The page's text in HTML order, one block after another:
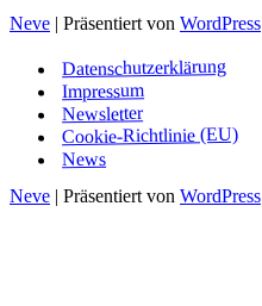
Neve | Präsentiert von WordPress
Datenschutzerklärung
Impressum
Newsletter
Cookie-Richtlinie (EU)
News
Neve | Präsentiert von WordPress